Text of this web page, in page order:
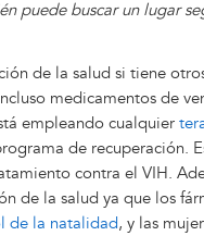
puede buscar un lugar
de la salud si tiene
medicamentos de
empleando cualquier
de recuperación.
contra el VIH.
de la salud ya que los
de la natalidad, y las